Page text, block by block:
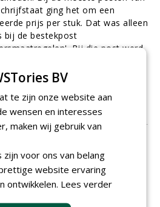
ging het om een
prijs per stuk. Dat was alleen
bij de bestekpost
Bij die post werd
zouden de kern worden
geschil tussen aannemer X en de
15 sec
tree!
vinden al plaats sinds jaar en
in de laatste plaats tussen
BV
te zijn onze website aan
wensen en interesses
maken wij gebruik van
zijn voor ons van belang
website ervaring
ontwikkelen. Lees verder